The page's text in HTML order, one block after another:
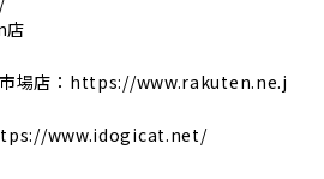
店
場店：https://www.rakuten.ne.j
www.idogicat.net/